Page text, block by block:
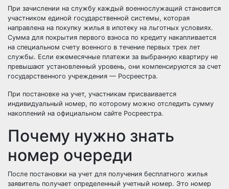
При зачислении на службу каждый военнослужащий становится
участником единой государственной системы, которая
направлена на покупку жилья в ипотеку на льготных условиях.
Сумма для покрытия первого взноса по кредиту накапливается
на специальном счету военного в течение первых трех лет
службы. Если ежемесячные платежи за выбранную квартиру не
превышают установленный уровень, они компенсируются за счет
государственного учреждения — Росреестра.
При постановке на учет, участникам присваивается
индивидуальный номер, по которому можно отследить сумму
накоплений на официальном сайте Росреестра.
Почему нужно знать
номер очереди
После постановки на учет для получения бесплатного жилья
заявитель получает определенный учетный номер. Это номер